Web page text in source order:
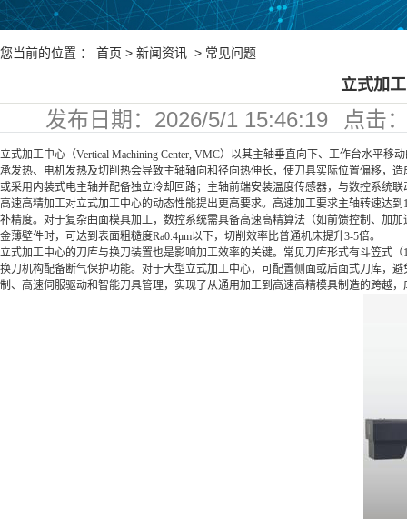
您当前的位置 ： 首页 > 新闻资讯 > 常见问题
立式加
发布日期： 2026/5/1 15:46:19
点击
73
立式加工中心（Vertical Machining Center, VMC）以其主轴垂直向下、工作台水平
承发热、电机发热及切削热会导致主轴轴向和径向热伸长，使刀具实际位置偏移，
或采用内装式电主轴并配备独立冷却回路；主轴前端安装温度传感器，与数控系统
高速高精加工对立式加工中心的动态性能提出更高要求。高速加工要求主轴转速达
补精度。对于复杂曲面模具加工，数控系统需具备高速高精算法（如前馈控制、加
金薄壁件时，可达到表面粗糙度Ra0.4μm以下，切削效率比普通机床提升3-5倍。
立式加工中心的刀库与换刀装置也是影响加工效率的关键。常见刀库形式有斗笠式
换刀机构配备断气保护功能。对于大型立式加工中心，可配置侧面或后面式刀库，
制、高速伺服驱动和智能刀具管理，实现了从通用加工到高速高精模具制造的跨越